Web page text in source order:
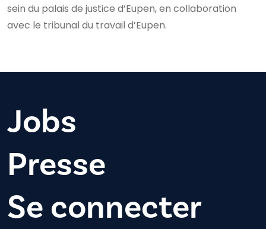
sein du palais de justice d’Eupen, en collaboration
avec le tribunal du travail d’Eupen.
Jobs
Presse
Se connecter